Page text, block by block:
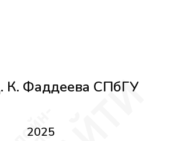
К. Фаддеева СПбГУ
2025